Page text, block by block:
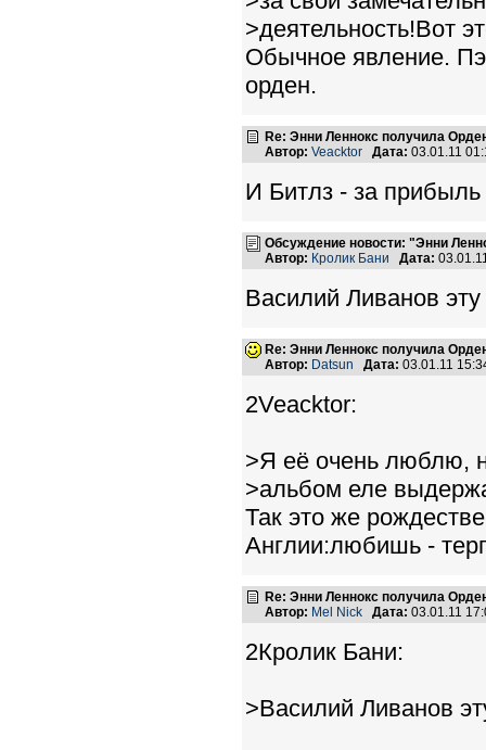
>деятельность!Вот
Обычное явление.
орден.
Re: Энни Леннокс получила
Автор: Veacktor Дата: 03.01.11
И Битлз - за прибыль
Обсуждение новости: "Энни
Автор: Кролик Бани Дата:
Василий Ливанов
Re: Энни Леннокс получила
Автор: Datsun Дата: 03.01.11
2Veacktor:
>Я её очень люблю,
>альбом еле
Так это же
Англии:любишь -
Re: Энни Леннокс получила
Автор: Mel Nick Дата: 03.01.11
2Кролик Бани:
>Василий Ливанов